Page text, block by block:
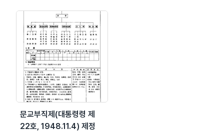
문교부직제(대통령령 제
22호, 1948.11.4) 제정